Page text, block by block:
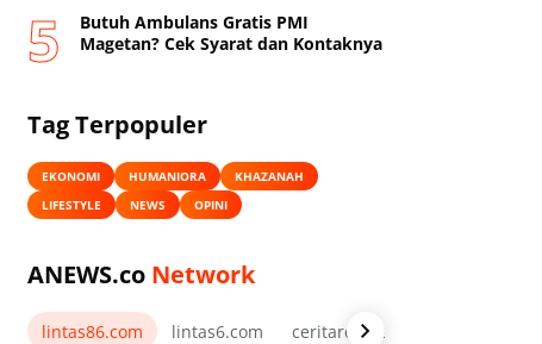
Butuh Ambulans Gratis PMI
Magetan? Cek Syarat dan Kontaknya
Tag Terpopuler
EKONOMI HUMANIORA
KHAZANAH
LIFESTYLE
NEWS OPINI
ANEWS.co Network
lintas86.com lintas6.com ceritarelawan.my.id